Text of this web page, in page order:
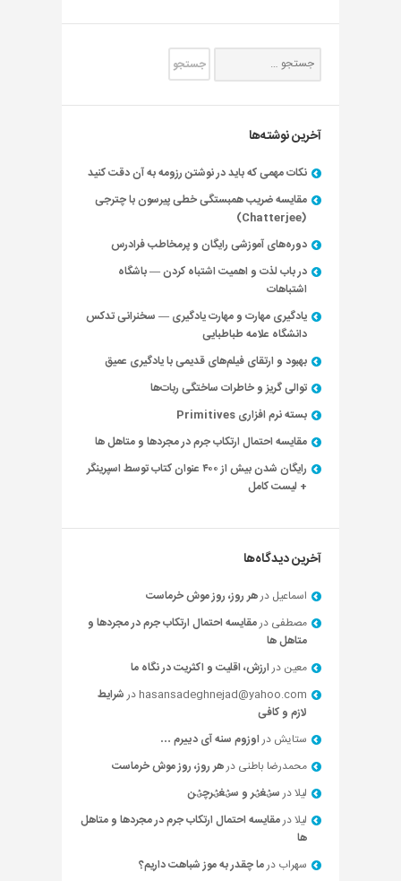
آخرین نوشته‌ها
نکات مهمی که باید در نوشتن رزومه به آن دقت کنید
مقایسه ضریب همبستگی خطی پیرسون با چترجی
(Chatterjee)
دوره‌های آموزشی رایگان و پرمخاطب فرادرس
در باب لذت و اهمیت اشتباه کردن — باشگاه
اشتباهات
یادگیری مهارت و مهارت یادگیری — سخنرانی تدکس
دانشگاه علامه طباطبایی
بهبود و ارتقای فیلم‌های قدیمی با یادگیری عمیق
توالی گریز و خاطرات ساختگی ربات‌ها
بسته نرم افزاری Primitives
مقایسه احتمال ارتکاب جرم در مجردها و متاهل ها
رایگان شدن بیش از ۴۰۰ عنوان کتاب توسط اسپرینگر
+ لیست کامل
آخرین دیدگاه‌ها
اسماعیل درهر روز، روز موش خرماست
مصطفی درمقایسه احتمال ارتکاب جرم در مجردها و
متاهل ها
معین درارزش، اقلیت و اکثریت در نگاه ما
hasansadeghnejad@yahoo.com درشرایط
لازم و کافی
ستایش دراوزوم سنه آی دییرم …
محمدرضا باطنی درهر روز، روز موش خرماست
لیلادرسؽغؽر و سؽغؽرچؽن
لیلادرمقایسه احتمال ارتکاب جرم در مجردها و متاهل
ها
سهراب درما چقدر به موز شباهت داریم؟